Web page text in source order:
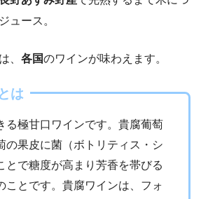
ュース。
、 各国のワインが味わえます。
は
る極甘口ワインです。貴腐葡萄
の果皮に菌（ボトリティス・シ
とで糖度が高まり芳香を帯びる
ことです。貴腐ワインは、フォ